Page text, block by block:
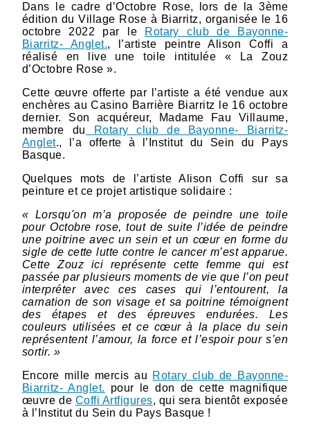
Dans le cadre d’Octobre Rose, lors de la 3ème
édition du Village Rose à Biarritz, organisée le 16
octobre 2022 par le
Rotary club de Bayonne-
Biarritz- Anglet., l’artiste peintre Alison Coffi a
réalisé en live une toile intitulée « La Zouz
d’Octobre Rose ».
Cette œuvre offerte par l’artiste a été vendue aux
enchères au Casino Barrière Biarritz le 16 octobre
dernier. Son acquéreur, Madame Fau Villaume,
membre du
Rotary club de Bayonne- Biarritz-
Anglet., l’a offerte à l’Institut du Sein du Pays
Basque.
Quelques mots de l’artiste Alison Coffi sur sa
peinture et ce projet artistique solidaire :
« Lorsqu'on m’a proposée de peindre une toile
pour Octobre rose, tout de suite l’idée de peindre
une poitrine avec un sein et un cœur en forme du
sigle de cette lutte contre le cancer m’est apparue.
Cette Zouz ici représente cette femme qui est
passée par plusieurs moments de vie que l’on peut
interpréter avec ces cases qui l’entourent, la
carnation de son visage et sa poitrine témoignent
des étapes et des épreuves endurées. Les
couleurs utilisées et ce cœur à la place du sein
représentent l’amour, la force et l’espoir pour s’en
sortir. »
Encore mille mercis au Rotary club de Bayonne-
Biarritz- Anglet.
pour le don de cette magnifique
œuvre de Coffi Artfigures, qui sera bientôt exposée
à l’Institut du Sein du Pays Basque !